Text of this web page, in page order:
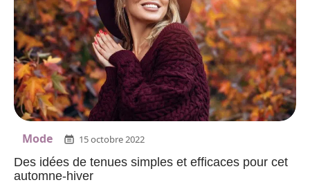
Mode 15 octobre 2022
Des idées de tenues simples et efficaces pour cet
automne-hiver